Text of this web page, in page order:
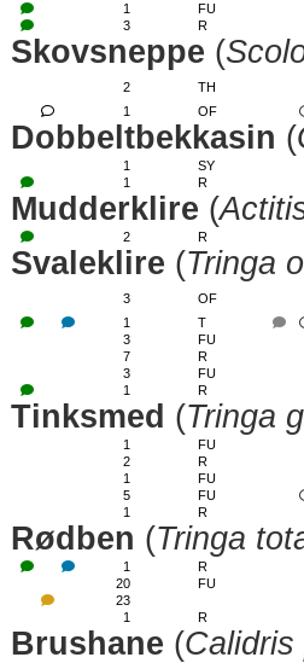
1
FU
3
R
Skovsneppe (
2 TH
1
OF
Dobbeltbekkasin (
1 SY
1
R
Mudderklire (
2 R
Svaleklire (Tringa
3 OF
1
T
3
FU
7
R
3
FU
1
R
Tinksmed (Tringa
1 FU
2
R
1
FU
5
FU
1
R
Rødben (Tringa
1 R
20
FU
23
1
R
Brushane (Calidris